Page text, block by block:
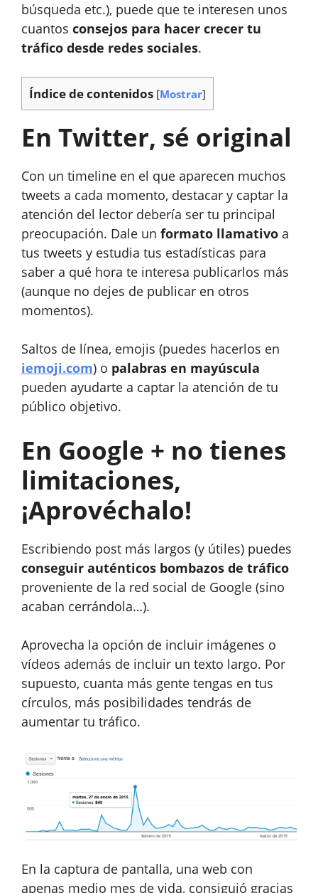
búsqueda etc.), puede que te interesen unos
cuantos consejos para hacer crecer tu
tráfico desde redes sociales.
Índice de contenidos [Mostrar]
En Twitter, sé original
Con un timeline en el que aparecen muchos
tweets a cada momento, destacar y captar la
atención del lector debería ser tu principal
preocupación. Dale un formato llamativo a
tus tweets y estudia tus estadísticas para
saber a qué hora te interesa publicarlos más
(aunque no dejes de publicar en otros
momentos).
Saltos de línea, emojis (puedes hacerlos en
iemoji.com) o palabras en mayúscula
pueden ayudarte a captar la atención de tu
público objetivo.
En Google + no tienes
limitaciones,
¡Aprovéchalo!
Escribiendo post más largos (y útiles) puedes
conseguir auténticos bombazos de tráfico
proveniente de la red social de Google (sino
acaban cerrándola…).
Aprovecha la opción de incluir imágenes o
vídeos además de incluir un texto largo. Por
supuesto, cuanta más gente tengas en tus
círculos, más posibilidades tendrás de
aumentar tu tráfico.
En la captura de pantalla, una web con
apenas medio mes de vida, consiguió gracias